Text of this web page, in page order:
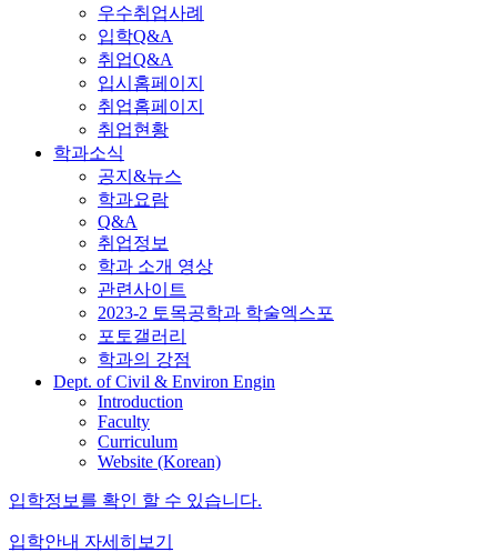
우수취업사례
입학Q&A
취업Q&A
입시홈페이지
취업홈페이지
취업현황
학과소식
공지&뉴스
학과요람
Q&A
취업정보
학과 소개 영상
관련사이트
2023-2 토목공학과 학술엑스포
포토갤러리
학과의 강점
Dept. of Civil & Environ Engin
Introduction
Faculty
Curriculum
Website (Korean)
입학정보를 확인 할 수 있습니다.
입학안내 자세히보기